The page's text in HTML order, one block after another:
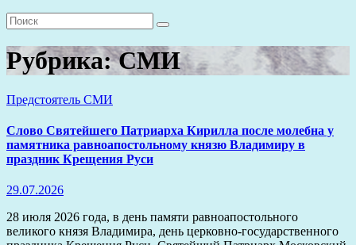
Рубрика:СМИ
Предстоятель СМИ
Слово Святейшего Патриарха Кирилла после молебна у
памятника равноапостольному князю Владимиру в
праздник Крещения Руси
29.07.2026
28 июля 2026 года, в день памяти равноапостольного
великого князя Владимира, день церковно-государственного